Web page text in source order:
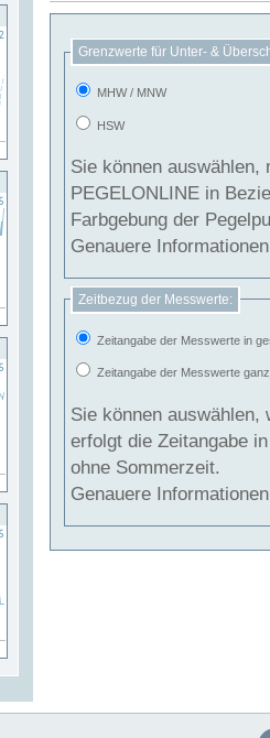
Grenzwerte für Unter- &
MHW / MNW
HSW
Sie können
PEGELONLINE in Beziehung
Farbgebung der
Genauere
Zeitbezug der Messwerte:
Zeitangabe der Messwerte in
Zeitangabe der Messwerte
Sie können auswählen,
erfolgt die Zeitangabe
ohne Sommerzeit.
Genauere